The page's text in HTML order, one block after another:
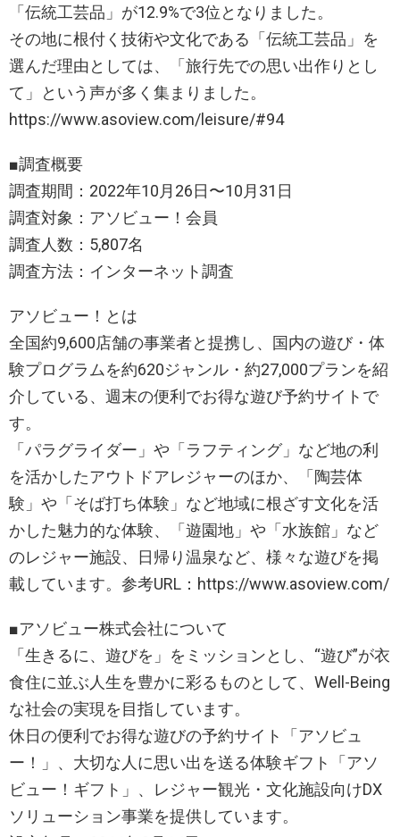
「伝統工芸品」が12.9%で3位となりました。
その地に根付く技術や文化である「伝統工芸品」を
選んだ理由としては、「旅行先での思い出作りとし
て」という声が多く集まりました。
https://www.asoview.com/leisure/#94
■調査概要
調査期間：2022年10月26日〜10月31日
調査対象：アソビュー！会員
調査人数：5,807名
調査方法：インターネット調査
アソビュー！とは
全国約9,600店舗の事業者と提携し、国内の遊び・体
験プログラムを約620ジャンル・約27,000プランを紹
介している、週末の便利でお得な遊び予約サイトで
す。
「パラグライダー」や「ラフティング」など地の利
を活かしたアウトドアレジャーのほか、「陶芸体
験」や「そば打ち体験」など地域に根ざす文化を活
かした魅力的な体験、「遊園地」や「水族館」など
のレジャー施設、日帰り温泉など、様々な遊びを掲
載しています。参考URL：https://www.asoview.com/
■アソビュー株式会社について
「生きるに、遊びを」をミッションとし、“遊び”が衣
食住に並ぶ人生を豊かに彩るものとして、Well-Being
な社会の実現を目指しています。
休日の便利でお得な遊びの予約サイト「アソビュ
ー！」、大切な人に思い出を送る体験ギフト「アソ
ビュー！ギフト」、レジャー観光・文化施設向けDX
ソリューション事業を提供しています。